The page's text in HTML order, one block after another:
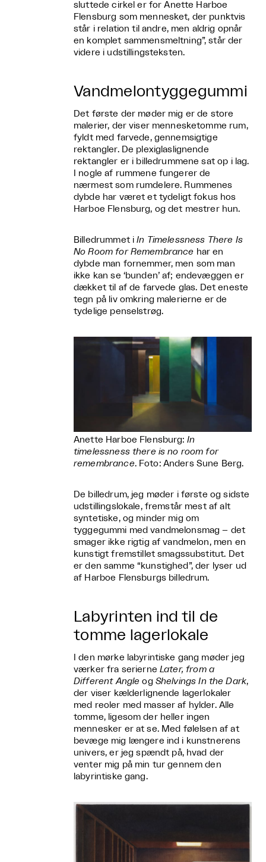
sluttede cirkel er for Anette Harboe
Flensburg som mennesket, der punktvis
står i relation til andre, men aldrig opnår
en komplet sammensmeltning”, står der
videre i udstillingsteksten.
Vandmelontyggegummi
Det første der møder mig er de store
malerier, der viser mennesketomme rum,
fyldt med farvede, gennemsigtige
rektangler. De plexiglaslignende
rektangler er i billedrummene sat op i lag.
I nogle af rummene fungerer de
nærmest som rumdelere. Rummenes
dybde har været et tydeligt fokus hos
Harboe Flensburg, og det mestrer hun.
Billedrummet iIn Timelessness There Is
No Room for Remembrance har en
dybde man fornemmer, men som man
ikke kan se ‘bunden’ af; endevæggen er
dækket til af de farvede glas. Det eneste
tegn på liv omkring malerierne er de
tydelige penselstrøg.
Anette Harboe Flensburg: In
timelessness there is no room for
remembrance. Foto: Anders Sune Berg.
De billedrum, jeg møder i første og sidste
udstillingslokale, fremstår mest af alt
syntetiske, og minder mig om
tyggegummi med vandmelonsmag – det
smager ikke rigtig af vandmelon, men en
kunstigt fremstillet smagssubstitut. Det
er den samme “kunstighed”, der lyser ud
af Harboe Flensburgs billedrum.
Labyrinten ind til de
tomme lagerlokale
I den mørke labyrintiske gang møder jeg
værker fra serierneLater, from a
Different Angle og Shelvings In the Dark,
der viser kælderlignende lagerlokaler
med reoler med masser af hylder. Alle
tomme, ligesom der heller ingen
mennesker er at se. Med følelsen af at
bevæge mig længere ind i kunstnerens
univers, er jeg spændt på, hvad der
venter mig på min tur gennem den
labyrintiske gang.